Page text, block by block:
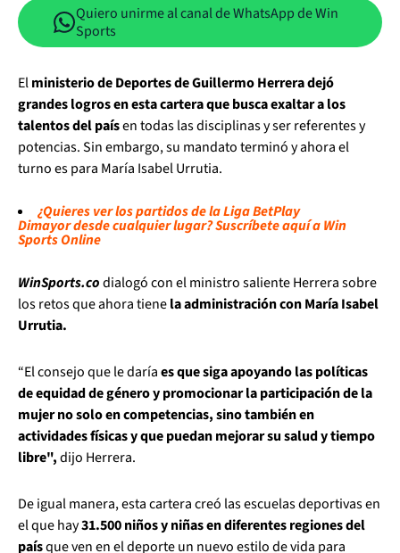
Quiero unirme al canal de WhatsApp de Win
Sports
Elministerio de Deportes de Guillermo Herrera dejó
grandes logros en esta cartera que busca exaltar a los
talentos del paísen todas las disciplinas y ser referentes y
potencias. Sin embargo, su mandato terminó y ahora el
turno es para María Isabel Urrutia.
¿Quieres ver los partidos de la Liga BetPlay
Dimayor desde cualquier lugar? Suscríbete aquí a Win
Sports Online
WinSports.codialogó con el ministro saliente Herrera sobre
los retos que ahora tienela administración con María Isabel
Urrutia.
“El consejo que le daríaes que siga apoyando las políticas
de equidad de género y promocionar la participación de la
mujer no solo en competencias, sino también en
actividades físicas y que puedan mejorar su salud y tiempo
libre",dijo Herrera.
De igual manera, esta cartera creó las escuelas deportivas en
el que hay31.500 niños y niñas en diferentes regiones del
paísque ven en el deporte un nuevo estilo de vida para